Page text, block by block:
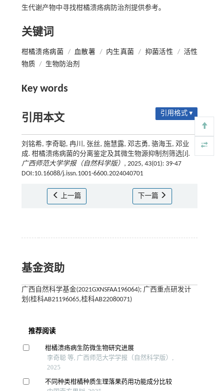
生代谢产物中寻找柑橘溃疡病防治剂提供参考。
关键词
柑橘溃疡病菌 / 血散薯 / 内生真菌 / 抑菌活性 / 活性
物质 / 生物防治剂
Key words
引用本文 引用格式 ▾
刘铭希, 李奇聪, 冉川, 张丝, 施慧露, 邓志勇, 骆海玉, 邓业
成. 柑橘溃疡病菌的分离鉴定及其微生物源抑制剂筛选[J].
广西师范大学学报（自然科学版） , 2025, 43(01): 39-47
DOI:10.16088/j.issn.1001-6600.2024040701
上一篇 下一篇
基金资助
广西自然科学基金(2021GXNSFAA196064); 广西重点研发计
划(桂科AB21196065,桂科AB22080071)